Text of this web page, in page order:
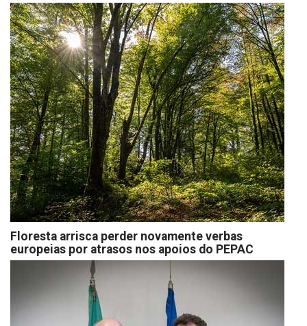
Floresta arrisca perder novamente verbas
europeias por atrasos nos apoios do PEPAC